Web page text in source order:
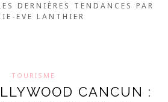
DERNIÈRES TENDANCES PAR
EVE LANTHIER
TOURISME
CANCUN :